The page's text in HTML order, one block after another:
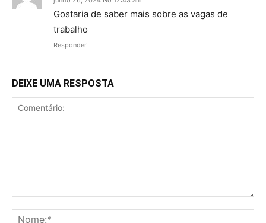
Gostaria de saber mais sobre as vagas de
trabalho
Responder
DEIXE UMA RESPOSTA